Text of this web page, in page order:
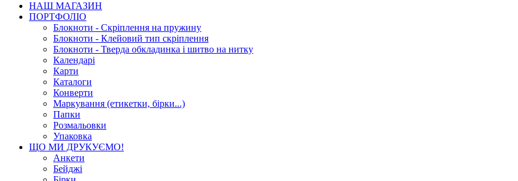
НАШ МАГАЗИН
ПОРТФОЛІО
Блокноти - Скріплення на пружину
Блокноти - Клейовий тип скріплення
Блокноти - Тверда обкладинка і шитво на нитку
Календарі
Карти
Каталоги
Конверти
Маркування (етикетки, бірки...)
Папки
Розмальовки
Упаковка
ЩО МИ ДРУКУЄМО!
Анкети
Бейджі